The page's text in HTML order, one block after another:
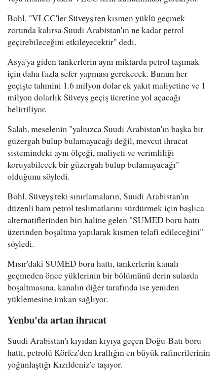
Bohl, "VLCC'ler Süveyş'ten kısmen yüklü geçmek
zorunda kalırsa Suudi Arabistan'ın ne kadar petrol
geçirebileceğini etkileyecektir" dedi.
Asya'ya giden tankerlerin aynı miktarda petrol taşımak
için daha fazla sefer yapması gerekecek. Bunun her
geçişte tahmini 1.6 milyon dolar ek yakıt maliyetine ve 1
milyon dolarlık Süveyş geçiş ücretine yol açacağı
belirtiliyor.
Salah, meselenin "yalnızca Suudi Arabistan'ın başka bir
güzergah bulup bulamayacağı değil, mevcut ihracat
sistemindeki aynı ölçeği, maliyeti ve verimliliği
koruyabilecek bir güzergah bulup bulamayacağı"
olduğunu söyledi.
Bohl, Süveyş'teki sınırlamaların, Suudi Arabistan'ın
düzenli ham petrol teslimatlarını sürdürmek için başlıca
alternatiflerinden biri haline gelen "SUMED boru hattı
üzerinden boşaltma yapılarak kısmen telafi edileceğini"
söyledi.
Mısır'daki SUMED boru hattı, tankerlerin kanalı
geçmeden önce yüklerinin bir bölümünü derin sularda
boşaltmasına, kanalın diğer tarafında ise yeniden
yüklemesine imkan sağlıyor.
Yenbu'da artan ihracat
Suudi Arabistan'ı kıyıdan kıyıya geçen Doğu-Batı boru
hattı, petrolü Körfez'den krallığın en büyük rafinerilerinin
yoğunlaştığı Kızıldeniz'e taşıyor.